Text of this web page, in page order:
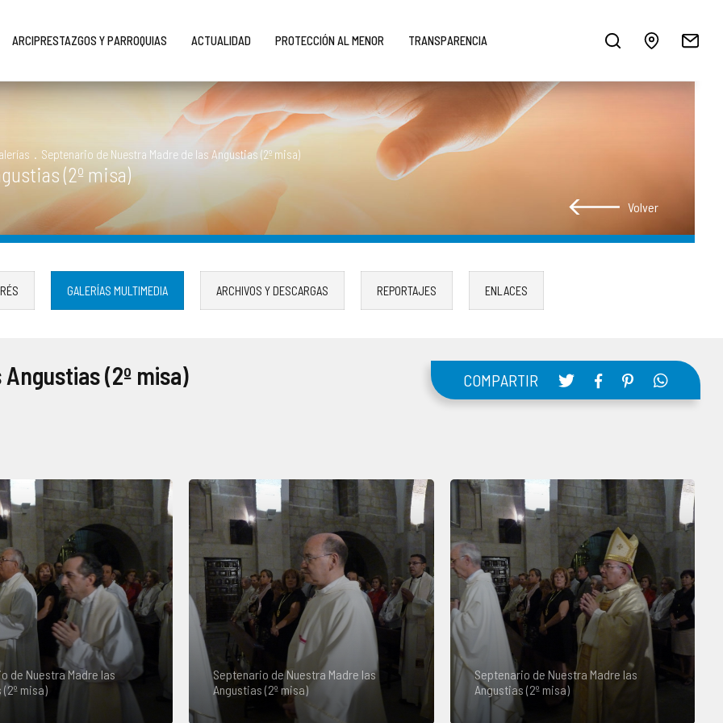
ARCIPRESTAZGOS Y PARROQUIAS ACTUALIDAD PROTECCIÓN AL MENOR TRANSPARENCIA
. Septenario de Nuestra Madre de las Angustias (2º misa)
(2º misa)
Volver
GALERÍAS MULTIMEDIA ARCHIVOS Y DESCARGAS REPORTAJES ENLACES
(2º misa)
COMPARTIR
de Nuestra Madre las
misa)
Septenario de Nuestra Madre las
Angustias (2º misa)
Septenario de Nuestra Madre las
Angustias (2º misa)